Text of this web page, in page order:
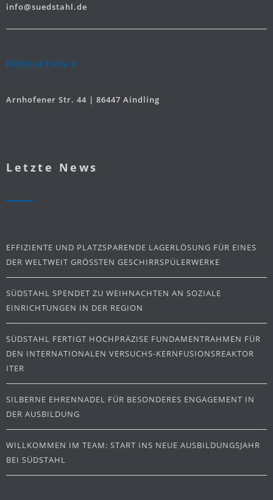
info@suedstahl.de
PRODUKTION II
Arnhofener Str. 44 | 86447 Aindling
Letzte News
EFFIZIENTE UND PLATZSPARENDE LAGERLÖSUNG FÜR EINES
DER WELTWEIT GRÖSSTEN GESCHIRRSPÜLERWERKE
SÜDSTAHL SPENDET ZU WEIHNACHTEN AN SOZIALE
EINRICHTUNGEN IN DER REGION
SÜDSTAHL FERTIGT HOCHPRÄZISE FUNDAMENTRAHMEN FÜR
DEN INTERNATIONALEN VERSUCHS-KERNFUSIONSREAKTOR
ITER
SILBERNE EHRENNADEL FÜR BESONDERES ENGAGEMENT IN
DER AUSBILDUNG
WILLKOMMEN IM TEAM: START INS NEUE AUSBILDUNGSJAHR
BEI SÜDSTAHL